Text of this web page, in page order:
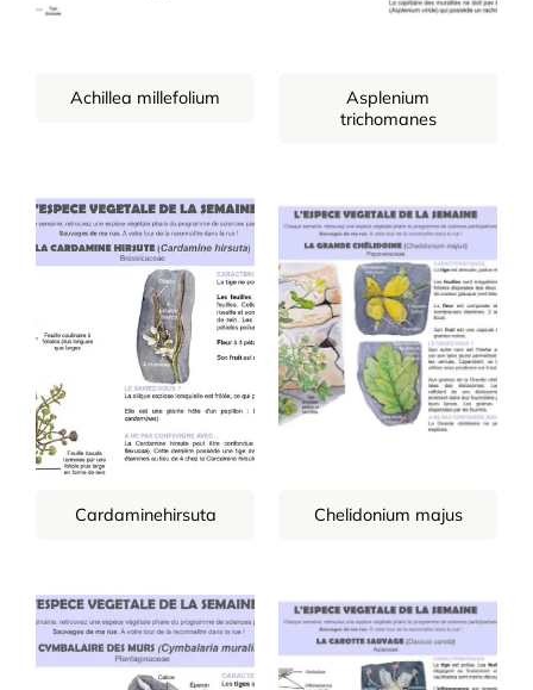
Achillea millefolium
Asplenium
trichomanes
Cardaminehirsuta Chelidonium majus